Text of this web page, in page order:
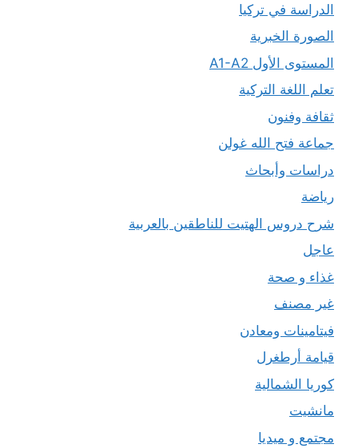
الدراسة في تركيا
الصورة الخبرية
المستوى الأول A1-A2
تعلم اللغة التركية
ثقافة وفنون
جماعة فتح الله غولن
دراسات وأبحاث
رياضة
شرح دروس الهتيت للناطقين بالعربية
عاجل
غذاء و صحة
غير مصنف
فيتامينات ومعادن
قيامة أرطغرل
كوريا الشمالية
مانشيت
مجتمع و ميديا